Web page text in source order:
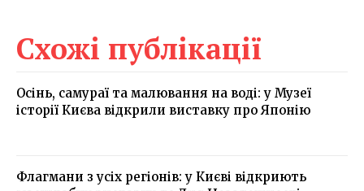
Схожі публікації
Осінь, самураї та малювання на воді: у Музеї
історії Києва відкрили виставку про Японію
Флагмани з усіх регіонів: у Києві відкриють